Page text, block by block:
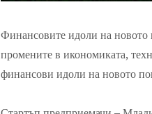
Финансовите идоли на новото
промените в икономиката,
финансови идоли на новото